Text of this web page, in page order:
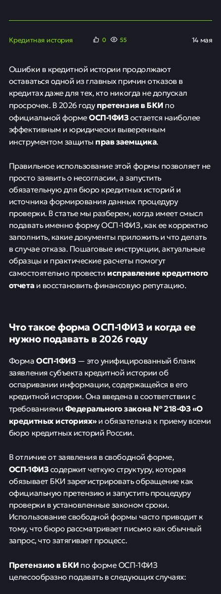
Кредитная история 0 55 14 мая
Ошибки в кредитной истории продолжают
оставаться одной из главных причин отказов в
кредитах даже для тех, кто никогда не допускал
просрочек. В 2026 годупретензия в БКИпо
официальной формеОСП-1ФИЗостается наиболее
эффективным и юридически выверенным
инструментом защиты прав заемщика.
Правильное использование этой формы позволяет не
просто заявить о несогласии, а запустить
обязательную для бюро кредитных историй и
источника формирования данных процедуру
проверки. В статье мы разберем, когда имеет смысл
подавать именно форму ОСП-1ФИЗ, как ее корректно
заполнить, какие документы приложить и что делать
в случае отказа. Пошаговые инструкции, актуальные
образцы и практические расчеты помогут
самостоятельно провести исправление кредитного
отчетаи восстановить финансовую репутацию.
Что такое форма ОСП-1ФИЗ и когда ее
нужно подавать в 2026 году
ФормаОСП-1ФИЗ— это унифицированный бланк
заявления субъекта кредитной истории об
оспаривании информации, содержащейся в его
кредитной истории. Она введена в соответствии с
требованиямиФедерального закона № 218-ФЗ «О
кредитных историях»и обязательна к приему всеми
бюро кредитных историй России.
В отличие от заявления в свободной форме,
ОСП-1ФИЗсодержит четкую структуру, которая
обязывает БКИ зарегистрировать обращение как
официальную претензию и запустить процедуру
проверки в установленные законом сроки.
Использование свободной формы часто приводит к
тому, что бюро рассматривает письмо как обычный
запрос, что затягивает процесс.
Претензию в БКИпо форме ОСП-1ФИЗ
целесообразно подавать в следующих случаях: